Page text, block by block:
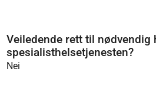
Veiledende rett til nødvendig
spesialisthelsetjenesten?
Nei